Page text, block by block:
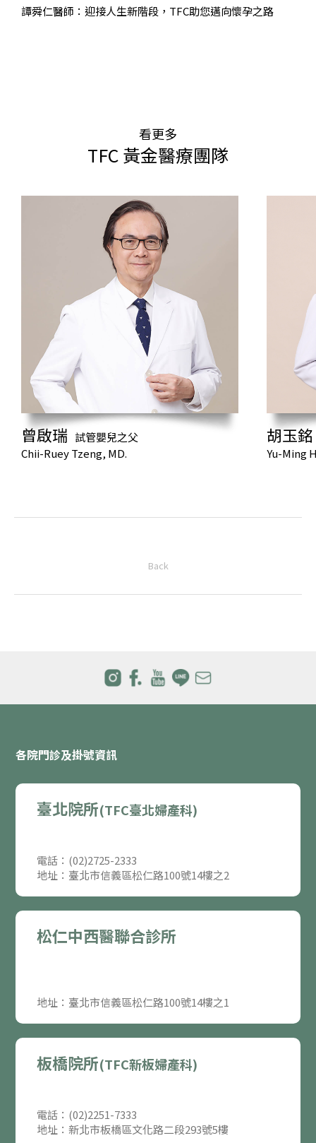
譚舜仁醫師：迎接人生新階段，TFC助您邁向懷孕之路
看更多
TFC 黃金醫療團隊
曾啟瑞 試管嬰兒之父
Chii-Ruey Tzeng, MD.
胡玉銘
Yu-Ming
Back
各院門診及掛號資訊
臺北院所(TFC臺北婦產科)
電話：(02)2725-2333
地址：臺北市信義區松仁路100號14樓之2
松仁中西醫聯合診所
地址：臺北市信義區松仁路100號14樓之1
板橋院所(TFC新板婦產科)
電話：(02)2251-7333
地址：新北市板橋區文化路二段293號5樓